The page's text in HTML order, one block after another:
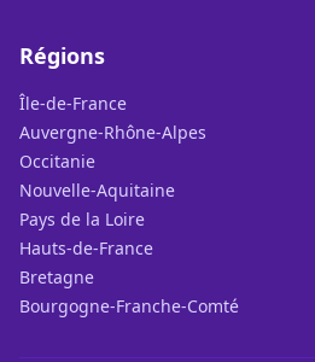
Régions
Île-de-France
Auvergne-Rhône-Alpes
Occitanie
Nouvelle-Aquitaine
Pays de la Loire
Hauts-de-France
Bretagne
Bourgogne-Franche-Comté